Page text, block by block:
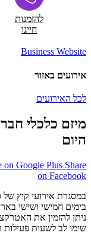
להזמנות
חייגו
Business Website
אירועים באזור
לכל האירועים
היום
on Google Plus Share
on Facebook
במסגרת אירועי קיץ של
בימים חמישי ושישי
ניתן להזמין את
שימו לב לשעות